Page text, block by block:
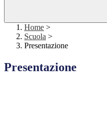
Home >
Scuola >
Presentazione
Presentazione